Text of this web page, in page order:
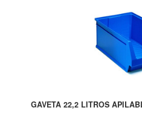
GAVETA 22,2 LITROS